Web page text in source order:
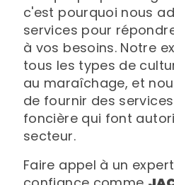
c'est pourquoi nous
services pour
à vos besoins. Notre
tous les types de
au maraîchage, et
de fournir des
foncière qui font
secteur.
Faire appel à un